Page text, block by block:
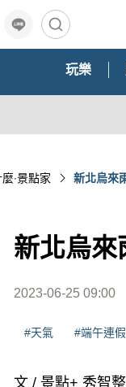
玩樂
‧景點家 新北烏來
新北烏來
2023-06-25 09:00
#天氣 #端午連假
文 / 景點+ 秀智